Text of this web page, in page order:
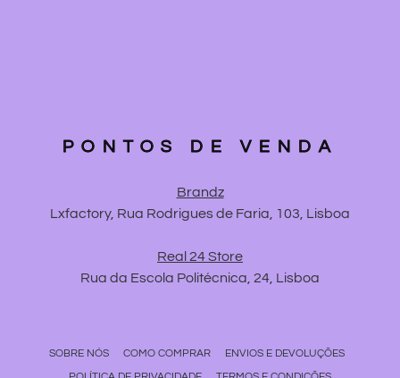
PONTOS DE VENDA
Brandz
Lxfactory, Rua Rodrigues de Faria, 103, Lisboa
Real 24 Store
Rua da Escola Politécnica, 24, Lisboa
SOBRE NÓS COMO COMPRAR
ENVIOS E DEVOLUÇÕES